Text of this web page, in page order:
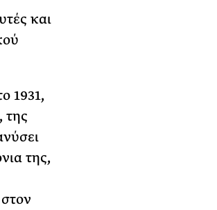
και
1931,
της
της,